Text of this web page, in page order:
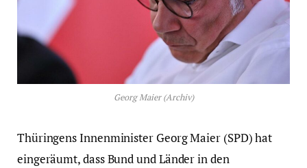
Georg Maier (Archiv)
Thüringens Innenminister Georg Maier (SPD) hat
eingeräumt, dass Bund und Länder in den